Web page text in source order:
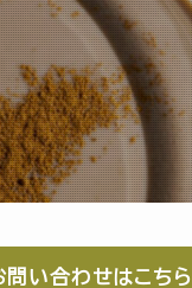
問い合わせはこちら